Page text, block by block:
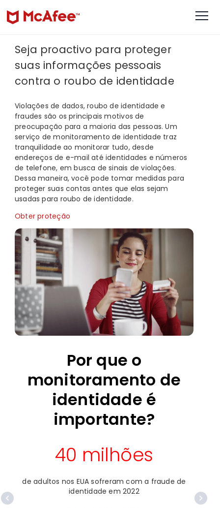
Seja proactivo para proteger
suas informações pessoais
contra o roubo de identidade
Violações de dados, roubo de identidade e
fraudes são os principais motivos de
preocupação para a maioria das pessoas. Um
serviço de monitoramento de identidade traz
tranquilidade ao monitorar tudo, desde
endereços de e-mail até identidades e números
de telefone, em busca de sinais de violações.
Dessa maneira, você pode tomar medidas para
proteger suas contas antes que elas sejam
usadas para roubo de identidade.
Obter proteção
Por que o
monitoramento de
identidade é
importante?
40 milhões
de adultos nos EUA sofreram com a fraude de
identidade em 2022